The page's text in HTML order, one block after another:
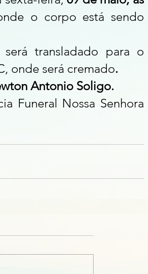
o corpo está sendo
transladado para o
onde será cremado.
Antonio Soligo.
Funeral Nossa Senhora